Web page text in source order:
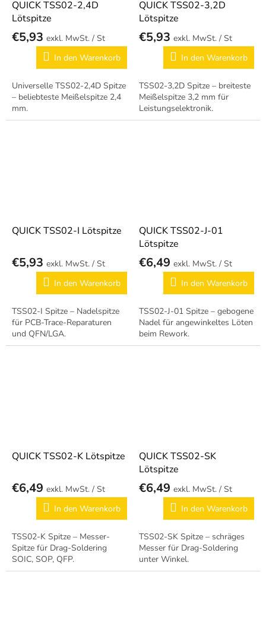
QUICK TSS02-2,4D
Lötspitze
€5,93
/ St
In den Warenkorb
Universelle TSS02-2,4D Spitze
– beliebteste Meißelspitze 2,4
mm.
QUICK TSS02-3,2D
Lötspitze
€5,93
/ St
In den Warenkorb
TSS02-3,2D Spitze – breiteste
Meißelspitze 3,2 mm für
Leistungselektronik.
QUICK TSS02-I Lötspitze
€5,93
/ St
In den Warenkorb
TSS02-I Spitze – Nadelspitze
für PCB-Trace-Reparaturen
und QFN/LGA.
QUICK TSS02-J-01
Lötspitze
€6,49
/ St
In den Warenkorb
TSS02-J-01 Spitze – gebogene
Nadel für angewinkeltes Löten
beim Rework.
QUICK TSS02-K Lötspitze
€6,49
/ St
In den Warenkorb
TSS02-K Spitze – Messer-
Spitze für Drag-Soldering
SOIC, SOP, QFP.
QUICK TSS02-SK
Lötspitze
€6,49
/ St
In den Warenkorb
TSS02-SK Spitze – schräges
Messer für Drag-Soldering
unter Winkel.